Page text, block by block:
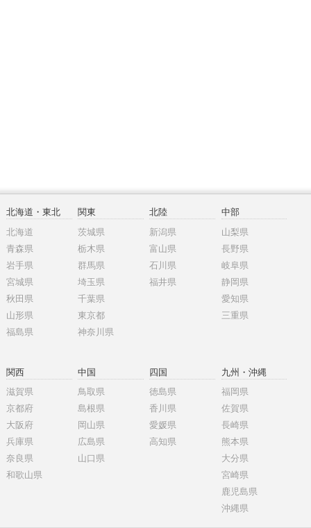
北海道・東北
北海道
青森県
岩手県
宮城県
秋田県
山形県
福島県
関東
茨城県
栃木県
群馬県
埼玉県
千葉県
東京都
神奈川県
北陸
新潟県
富山県
石川県
福井県
中部
山梨県
長野県
岐阜県
静岡県
愛知県
三重県
関西
滋賀県
京都府
大阪府
兵庫県
奈良県
和歌山県
中国
鳥取県
島根県
岡山県
広島県
山口県
四国
徳島県
香川県
愛媛県
高知県
九州・沖縄
福岡県
佐賀県
長崎県
熊本県
大分県
宮崎県
鹿児島県
沖縄県